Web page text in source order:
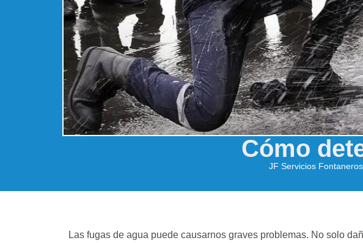
Cómo
JF Servicios
Las fugas de agua puede causarnos graves problemas. No solo